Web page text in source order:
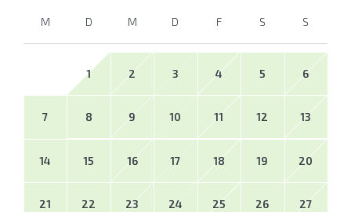
M D M D F S S
1 2 3 4 5 6
7 8 9 10 11 12 13
14 15 16 17 18 19 20
21 22 23 24 25 26 27